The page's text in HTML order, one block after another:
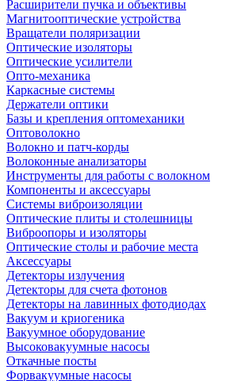
Расширители пучка и объективы
Магнитооптические устройства
Вращатели поляризации
Оптические изоляторы
Оптические усилители
Опто-механика
Каркасные системы
Держатели оптики
Базы и крепления оптомеханики
Оптоволокно
Волокно и патч-корды
Волоконные анализаторы
Инструменты для работы с волокном
Компоненты и аксессуары
Системы виброизоляции
Оптические плиты и столешницы
Виброопоры и изоляторы
Оптические столы и рабочие места
Аксессуары
Детекторы излучения
Детекторы для счета фотонов
Детекторы на лавинных фотодиодах
Вакуум и криогеника
Вакуумное оборудование
Высоковакуумные насосы
Откачные посты
Форвакуумные насосы